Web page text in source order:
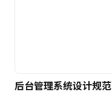
后台管理系统设计规范